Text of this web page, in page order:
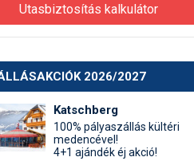
Utasbiztosítás kalkulátor
2026/2027
Katschberg
100% pályaszállás kültéri
medencével!
4+1 ajándék éj akció!